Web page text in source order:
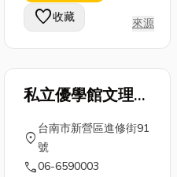
favorite收藏 來源
私立優學館文理短
期補習班
location_on
台南市新營區進修街91
號
call06-6590003